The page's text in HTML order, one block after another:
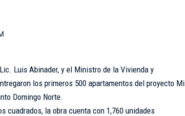
Luis Abinader, y el Ministro de la Vivienda y
los primeros 500 apartamentos del proyecto Mi
Domingo Norte.
cuadrados, la obra cuenta con 1,760 unidades